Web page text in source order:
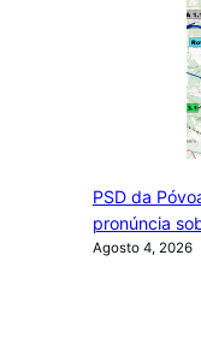
PSD da
pronúncia
Agosto 4, 2026